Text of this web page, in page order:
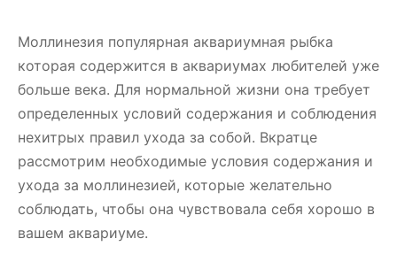
Моллинезия популярная аквариумная рыбка
которая содержится в аквариумах любителей уже
больше века. Для нормальной жизни она требует
определенных условий содержания и соблюдения
нехитрых правил ухода за собой. Вкратце
рассмотрим необходимые условия содержания и
ухода за моллинезией, которые желательно
соблюдать, чтобы она чувствовала себя хорошо в
вашем аквариуме.